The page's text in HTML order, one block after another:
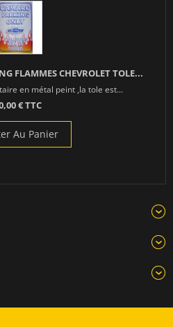
FLAMMES CHEVROLET TOLE...
en métal peint ,la tole est...
€ TTC
Au Panier